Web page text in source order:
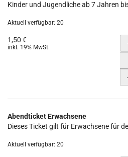
Kinder und Jugendliche ab 7 Jahren
Aktuell verfügbar: 20
1,50 €
inkl. 19% MwSt.
Abendticket Erwachsene
Dieses Ticket gilt für Erwachsene für
Aktuell verfügbar: 20